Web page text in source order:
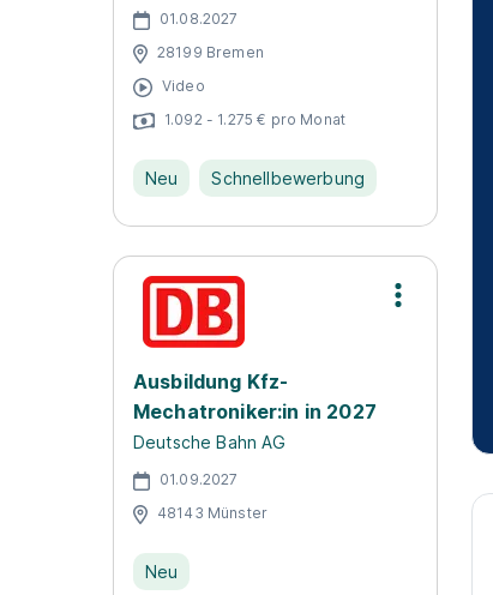
01.08.2027
28199 Bremen
Video
1.092 - 1.275 € pro Monat
Neu Schnellbewerbung
Ausbildung Kfz-
Mechatroniker:in in 2027
Deutsche Bahn AG
01.09.2027
48143 Münster
Neu